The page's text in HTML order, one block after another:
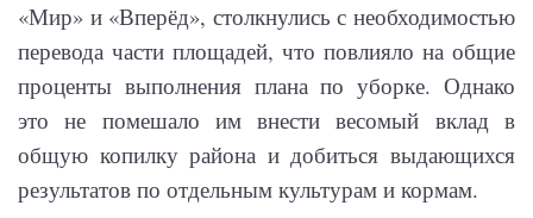
«Мир» и «Вперёд», столкнулись с необходимостью
перевода части площадей, что повлияло на общие
проценты выполнения плана по уборке. Однако
это не помешало им внести весомый вклад в
общую копилку района и добиться выдающихся
результатов по отдельным культурам и кормам.